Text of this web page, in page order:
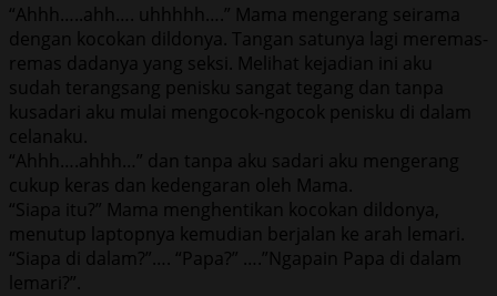
“Ahhh…..ahh…. uhhhhh….” Mama mengerang seirama
dengan kocokan dildonya. Tangan satunya lagi meremas-
remas dadanya yang seksi. Melihat kejadian ini aku
sudah terangsang penisku sangat tegang dan tanpa
kusadari aku mulai mengocok-ngocok penisku di dalam
celanaku.
“Ahhh….ahhh…” dan tanpa aku sadari aku mengerang
cukup keras dan kedengaran oleh Mama.
“Siapa itu?” Mama menghentikan kocokan dildonya,
menutup laptopnya kemudian berjalan ke arah lemari.
“Siapa di dalam?”…. “Papa?” ….”Ngapain Papa di dalam
lemari?”.